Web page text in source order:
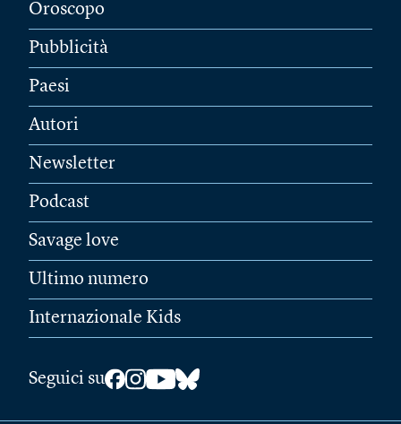
Oroscopo
Pubblicità
Paesi
Autori
Newsletter
Podcast
Savage love
Ultimo numero
Internazionale Kids
Seguici su